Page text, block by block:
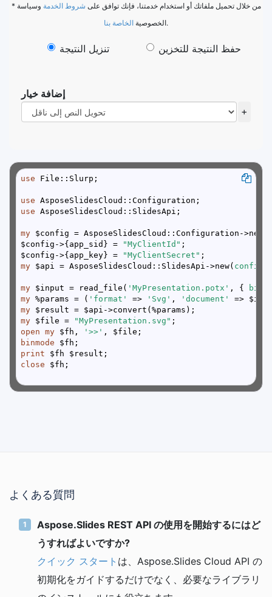
* من خلال تحميل ملفاتك أو استخدام خدمتنا، فإنك توافق على شروط الخدمة وسياسة
الخصوصية الخاصة بنا .
تنزيل النتيجة حفظ النتيجة للتخزين
إضافة خيار
+
use
use
use
my
$config->{app_sid} =
"MyClientId"
$config->{app_key} =
"MyClientSecret"
my $api = AsposeSlidesCloud::SlidesApi->new( config
my $input = read_file( 'MyPresentation.potx' , {
my %params = ( 'format' => 'Svg' ,
'document'
my
my $file = "MyPresentation.svg"
open my $fh, '>>'
binmode
print
close
よくある質問
Aspose.Slides REST API の使用を開始するにはど
うすればよいですか?
クイック スタート は、Aspose.Slides Cloud API の
初期化をガイドするだけでなく、必要なライブラリ